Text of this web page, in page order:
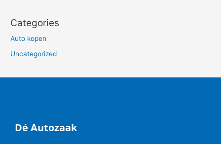
Categories
Auto kopen
Uncategorized
Dé Autozaak